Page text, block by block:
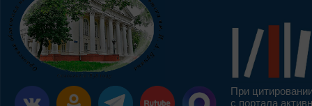
При
с портала